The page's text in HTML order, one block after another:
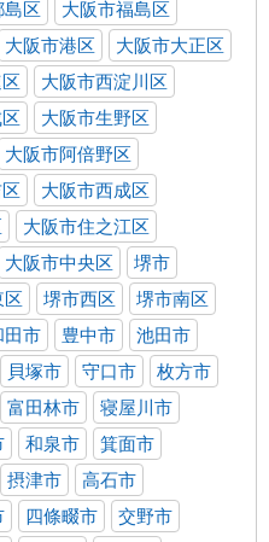
島区
大阪市福島区
大阪市港区
大阪市大正区
大阪市西淀川区
大阪市生野区
大阪市阿倍野区
大阪市西成区
大阪市住之江区
大阪市中央区
堺市
区 堺市西区
堺市南区
田市 豊中市
池田市
貝塚市 守口市
枚方市
富田林市
寝屋川市
和泉市
箕面市
摂津市
高石市
四條畷市
交野市